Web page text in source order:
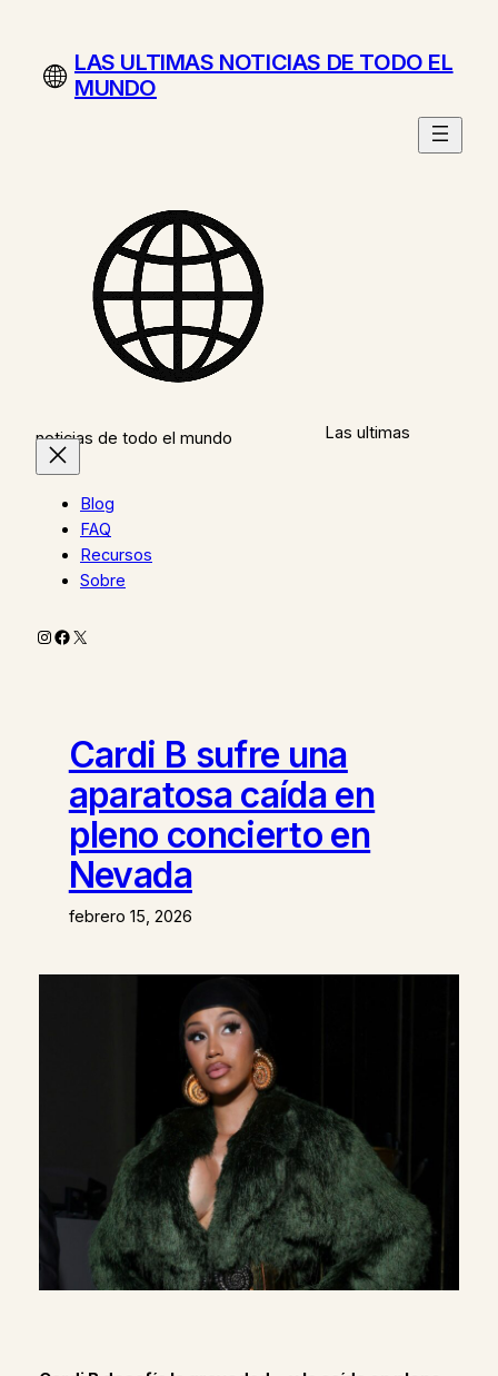
contenidoLAS ULTIMAS NOTICIAS DE TODO EL
MUNDO
Las ultimas
noticias de todo el mundo
Blog
FAQ
Recursos
Sobre
Instagram
Facebook
X
Cardi B sufre una
aparatosa caída en
pleno concierto en
Nevada
febrero 15, 2026